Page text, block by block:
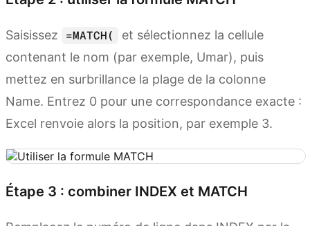
Saisissez =MATCH(
et sélectionnez la cellule
contenant le nom (par exemple, Umar), puis
mettez en surbrillance la plage de la colonne
Name. Entrez 0 pour une correspondance exacte :
Excel renvoie alors la position, par exemple 3.
Étape 3 : combiner INDEX et MATCH